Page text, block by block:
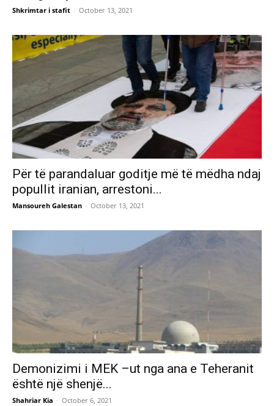
Shkrimtar i stafit - October 13, 2021
Për të parandaluar goditje më të mëdha ndaj
popullit iranian, arrestoni...
Mansoureh Galestan - October 13, 2021
Demonizimi i MEK –ut nga ana e Teheranit
është një shenjë...
Shahriar Kia - October 6, 2021